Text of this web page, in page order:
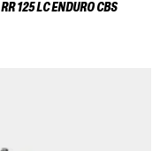
RR 125 LC ENDURO CBS